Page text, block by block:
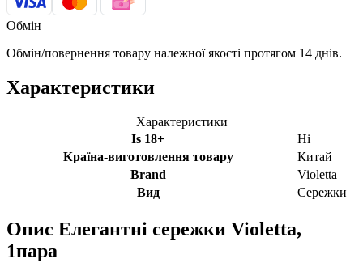
Обмін
Обмін/повернення товару належної якості протягом 14 днів.
Характеристики
Характеристики
Is 18+
Ні
Країна-виготовлення товару
Китай
Brand
Violetta
Вид
Сережки
Опис Елегантні сережки Violetta,
1пара